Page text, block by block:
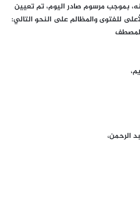
بموجب مرسوم صادر اليوم، تم تعيين
للفتوى والمظالم على النحو التالي:
الرحمن،